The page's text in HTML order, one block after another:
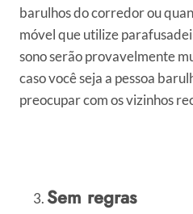
barulhos do corredor ou
móvel que utilize
sono serão provavelmente
caso você seja a pessoa
preocupar com os vizinhos
Sem regras